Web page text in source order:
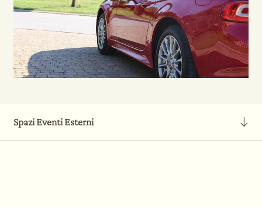
Spazi Eventi Esterni